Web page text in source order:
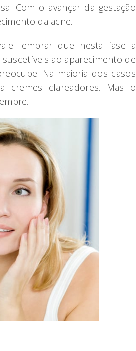
Com o avançar da gestação
da acne.
lembrar que nesta fase a
ao aparecimento de
Na maioria dos casos
cremes clareadores. Mas o